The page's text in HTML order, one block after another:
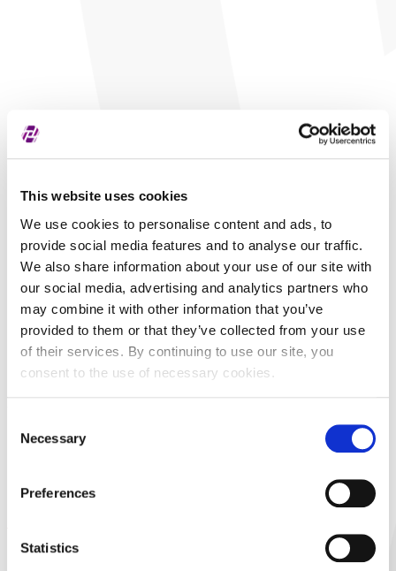
This website uses cookies
We use cookies to personalise content and ads, to
provide social media features and to analyse our traffic.
We also share information about your use of our site with
our social media, advertising and analytics partners who
may combine it with other information that you’ve
provided to them or that they’ve collected from your use
of their services. By continuing to use our site, you
consent to the use of necessary cookies.
Selection
Necessary
Preferences
Statistics
Informacije o dividendi
Za
Croatia osiguranje d.d. - povlaštene
Tip
Vrsta